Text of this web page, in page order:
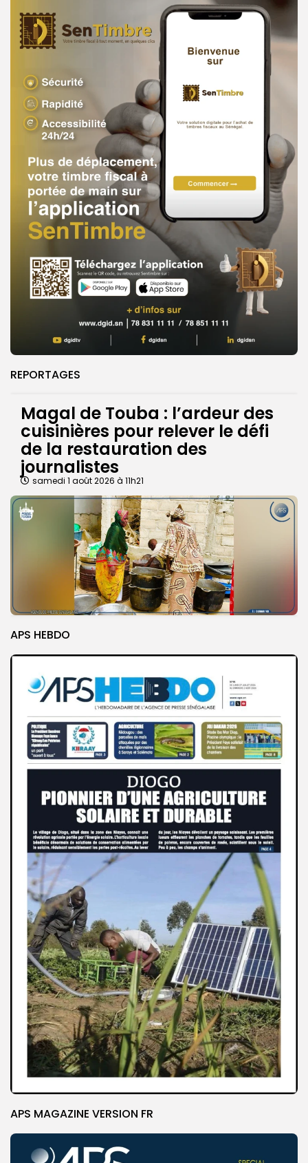
REPORTAGES
Magal de Touba : l’ardeur des
cuisinières pour relever le défi
de la restauration des
journalistes
samedi 1 août 2026 à 11h21
APS HEBDO
APS MAGAZINE VERSION FR